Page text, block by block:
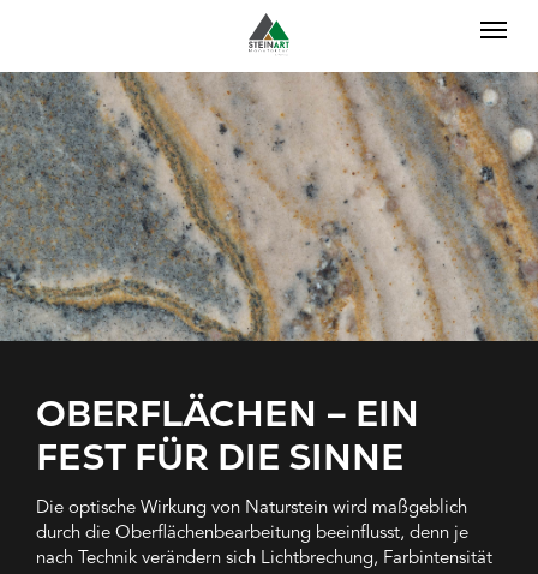
Skip to main navigation
Skip to main content
Skip to page footer
OBERFLÄCHEN – EIN
FEST FÜR DIE SINNE
Die optische Wirkung von Naturstein wird maßgeblich
durch die Oberflächenbearbeitung beeinflusst, denn je
nach Technik verändern sich Lichtbrechung, Farbintensität